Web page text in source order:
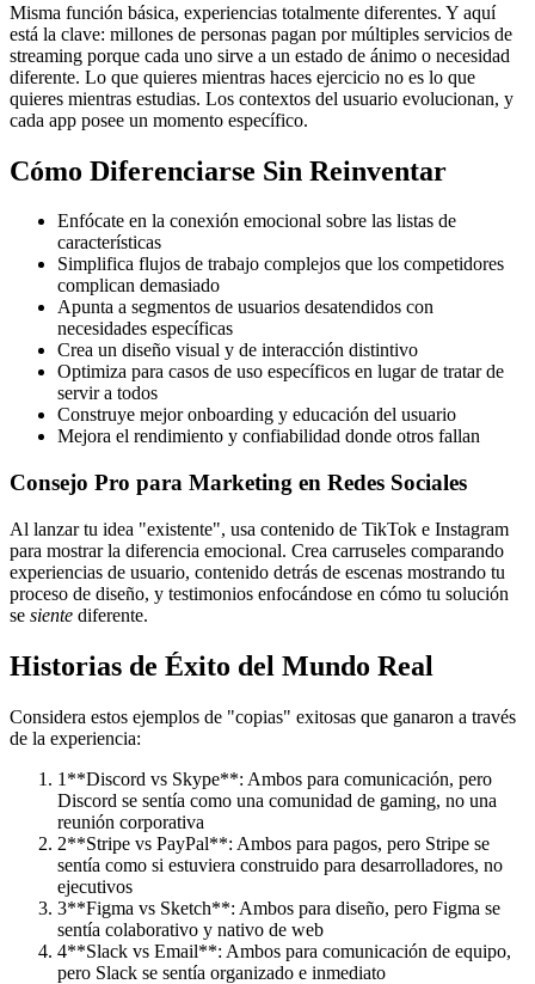
Misma función básica, experiencias totalmente diferentes. Y aquí
está la clave: millones de personas pagan por múltiples servicios de
streaming porque cada uno sirve a un estado de ánimo o necesidad
diferente. Lo que quieres mientras haces ejercicio no es lo que
quieres mientras estudias. Los contextos del usuario evolucionan, y
cada app posee un momento específico.
Cómo Diferenciarse Sin Reinventar
Enfócate en la conexión emocional sobre las listas de
características
Simplifica flujos de trabajo complejos que los competidores
complican demasiado
Apunta a segmentos de usuarios desatendidos con
necesidades específicas
Crea un diseño visual y de interacción distintivo
Optimiza para casos de uso específicos en lugar de tratar de
servir a todos
Construye mejor onboarding y educación del usuario
Mejora el rendimiento y confiabilidad donde otros fallan
Consejo Pro para Marketing en Redes Sociales
Al lanzar tu idea "existente", usa contenido de TikTok e Instagram
para mostrar la diferencia emocional. Crea carruseles comparando
experiencias de usuario, contenido detrás de escenas mostrando tu
proceso de diseño, y testimonios enfocándose en cómo tu solución
se siente diferente.
Historias de Éxito del Mundo Real
Considera estos ejemplos de "copias" exitosas que ganaron a través
de la experiencia:
1 **Discord vs Skype**: Ambos para comunicación, pero
Discord se sentía como una comunidad de gaming, no una
reunión corporativa
2**Stripe vs PayPal**: Ambos para pagos, pero Stripe se
sentía como si estuviera construido para desarrolladores, no
ejecutivos
3**Figma vs Sketch**: Ambos para diseño, pero Figma se
sentía colaborativo y nativo de web
4**Slack vs Email**: Ambos para comunicación de equipo,
pero Slack se sentía organizado e inmediato